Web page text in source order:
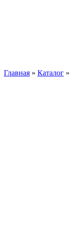
Главная » Каталог »